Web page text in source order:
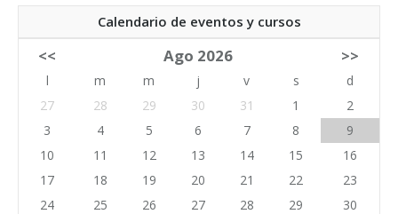
Calendario de eventos y cursos
<< Ago 2026 >>
l m m j v s
d
27
28 29 30 31 1
2
3
4 5 6 7 8
9
10
11 12 13 14 15
16
17
18 19 20 21 22
23
24
25 26 27 28 29
30